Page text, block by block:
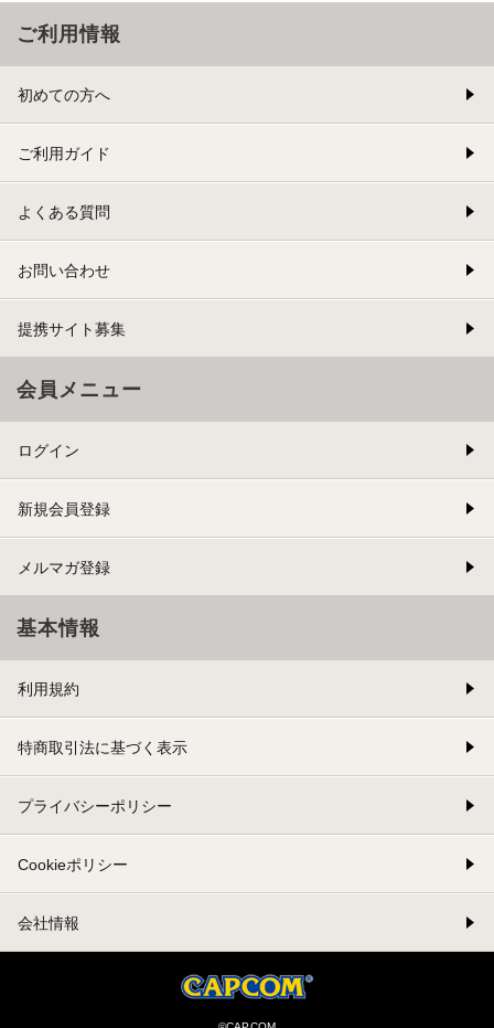
ご利用情報
初めての方へ
ご利用ガイド
よくある質問
お問い合わせ
提携サイト募集
会員メニュー
ログイン
新規会員登録
メルマガ登録
基本情報
利用規約
特商取引法に基づく表示
プライバシーポリシー
Cookieポリシー
会社情報